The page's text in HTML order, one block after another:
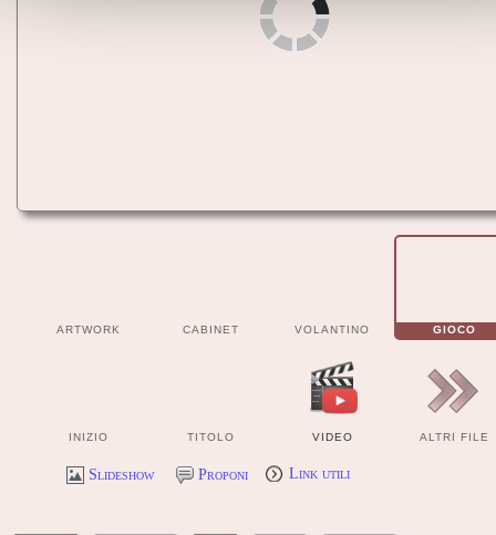
ARTWORK CABINET VOLANTINO GIOCO
INIZIO TITOLO VIDEO ALTRI FILE
Slideshow Proponi Link utili